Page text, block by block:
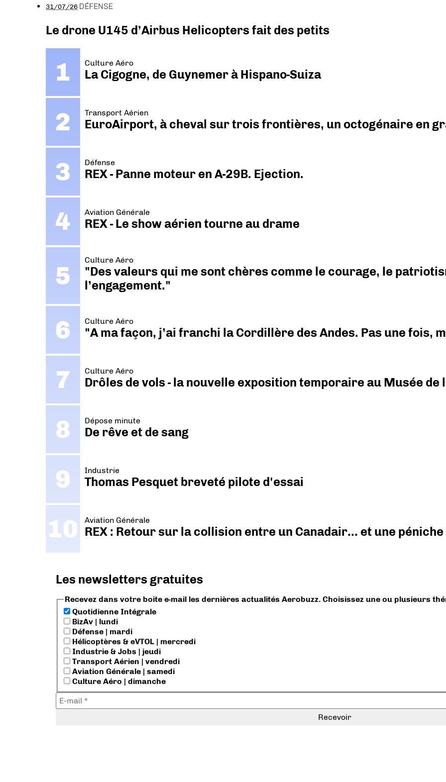
31/07/26 DÉFENSE
Le drone U145 d’Airbus Helicopters fait des petits
Culture Aéro
La Cigogne, de Guynemer à Hispano-Suiza
Transport Aérien
EuroAirport, à cheval sur trois frontières, un octogénaire en
Défense
REX - Panne moteur en A-29B. Ejection.
Aviation Générale
REX - Le show aérien tourne au drame
Culture Aéro
"Des valeurs qui me sont chères comme le courage, le
l’engagement."
Culture Aéro
"A ma façon, j’ai franchi la Cordillère des Andes. Pas une fois,
Culture Aéro
Drôles de vols - la nouvelle exposition temporaire au Musée de
Dépose minute
De rêve et de sang
Industrie
Thomas Pesquet breveté pilote d'essai
Aviation Générale
REX : Retour sur la collision entre un Canadair… et une péniche
Les newsletters gratuites
Recevez dans votre boite e-mail les dernières actualités Aerobuzz. Choisissez une ou plusieurs
Quotidienne Intégrale
BizAv | lundi
Défense | mardi
Hélicoptères & eVTOL | mercredi
Industrie & Jobs | jeudi
Transport Aérien | vendredi
Aviation Générale | samedi
Culture Aéro | dimanche